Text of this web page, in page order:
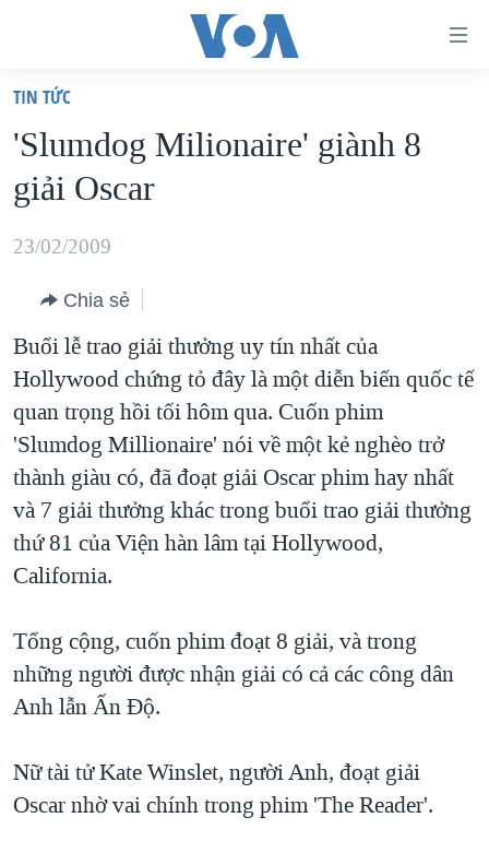
truy
cập
Tới
dung
chính
điều
hướng
chính
Đi
tới
"Tìm"
VIỆT NAM
HOA KỲ
BIỂN ĐÔNG
BLOG
DIỄN ĐÀN
MỤC
TỰ DO BÁO CHÍ
VẠCH TRẦN TIN GIẢ
NGƯỜI VIỆT HẢI NGOẠI
ĐỜI SỐNG
KHOA HỌC
SỨC KHOẺ
VĂN HOÁ
CHUYÊN ĐỀ
CHIẾN TRANH THƯƠNG MẠI CỦA MỸ: QUÁ KHỨ VÀ HIỆN
HÀNH TRÌNH BẦU CỬ 2024
MỘT NĂM CHIẾN TRANH TẠI DẢI GAZA
NGÀY TỊ NẠN THẾ GIỚI
TRỊNH VĨNH BÌNH - NGƯỜI HẠ 'BÊN THẮNG CUỘC'
CHI PHÍ CHIẾN TRANH AFGHANISTAN
CÁC GIÁ TRỊ CỘNG HÒA Ở VIỆT NAM
HỌC TIẾNG ANH
VIDEO
NGHE
Ngôn ngữ khác
TIN TỨC
'Slumdog Milionaire' giành 8
giải Oscar
23/02/2009
Chia sẻ
Buổi lễ trao giải thưởng uy tín nhất của
Hollywood chứng tỏ đây là một diễn biến quốc tế
quan trọng hồi tối hôm qua. Cuốn phim
'Slumdog Millionaire' nói về một kẻ nghèo trở
thành giàu có, đã đoạt giải Oscar phim hay nhất
và 7 giải thưởng khác trong buổi trao giải thưởng
thứ 81 của Viện hàn lâm tại Hollywood,
California.
Tổng cộng, cuốn phim đoạt 8 giải, và trong
những người được nhận giải có cả các công dân
Anh lẫn Ấn Độ.
Nữ tài tử Kate Winslet, người Anh, đoạt giải
Oscar nhờ vai chính trong phim 'The Reader'.